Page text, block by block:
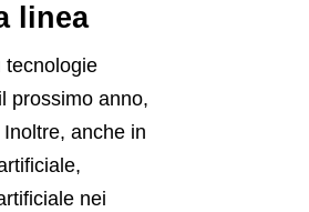
linea
tecnologie
prossimo anno,
anche in
nei